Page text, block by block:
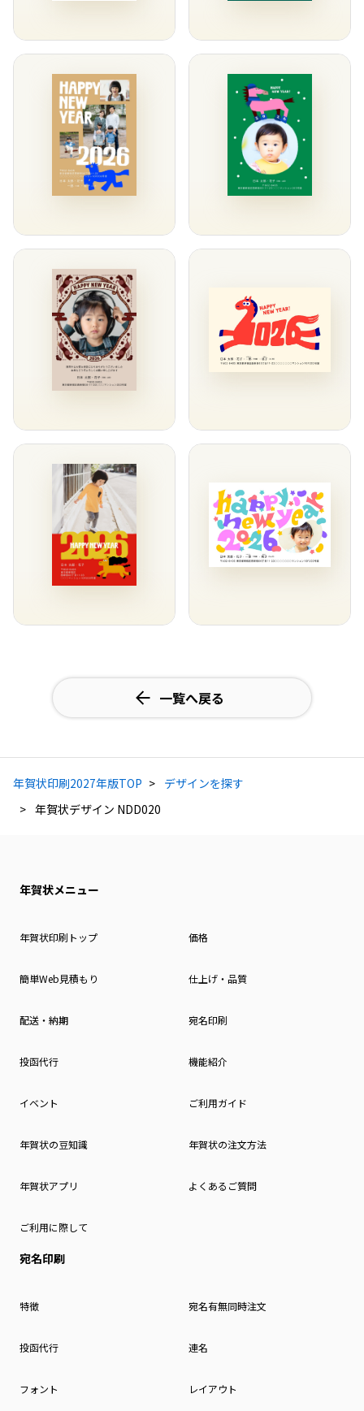
一覧へ戻る
年賀状印刷2027年版TOP
デザインを探す
年賀状デザイン NDD020
年賀状メニュー
年賀状印刷トップ 価格
簡単Web見積もり 仕上げ・品質
配送・納期 宛名印刷
投函代行 機能紹介
イベント ご利用ガイド
年賀状の豆知識 年賀状の注文方法
年賀状アプリ よくあるご質問
ご利用に際して
宛名印刷
特徴 宛名有無同時注文
投函代行 連名
フォント レイアウト